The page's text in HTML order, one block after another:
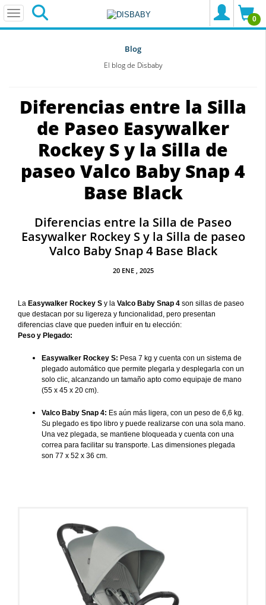
0
Blog
El blog de Disbaby
Diferencias entre la Silla
de Paseo Easywalker
Rockey S y la Silla de
paseo Valco Baby Snap 4
Base Black
Diferencias entre la Silla de Paseo
Easywalker Rockey S y la Silla de paseo
Valco Baby Snap 4 Base Black
20 ENE, 2025
La Easywalker Rockey S y la Valco Baby Snap 4 son sillas de paseo
que destacan por su ligereza y funcionalidad, pero presentan
diferencias clave que pueden influir en tu elección:
Peso y Plegado:
Easywalker Rockey S: Pesa 7 kg y cuenta con un sistema de
plegado automático que permite plegarla y desplegarla con un
solo clic, alcanzando un tamaño apto como equipaje de mano
(55 x 45 x 20 cm).
Valco Baby Snap 4: Es aún más ligera, con un peso de 6,6 kg.
Su plegado es tipo libro y puede realizarse con una sola mano.
Una vez plegada, se mantiene bloqueada y cuenta con una
correa para facilitar su transporte. Las dimensiones plegada
son 77 x 52 x 36 cm.